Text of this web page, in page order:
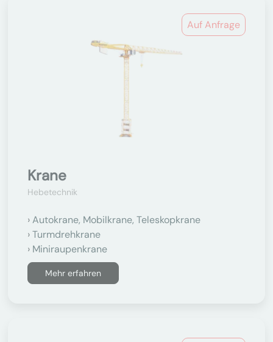
Auf Anfrage
Krane
Hebetechnik
Autokrane, Mobilkrane, Teleskopkrane
Turmdrehkrane
Miniraupenkrane
Mehr erfahren